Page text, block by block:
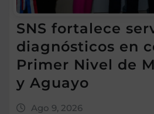
SNS fortalece
diagnósticos en
Primer Nivel de
y Aguayo
Ago 9, 2026